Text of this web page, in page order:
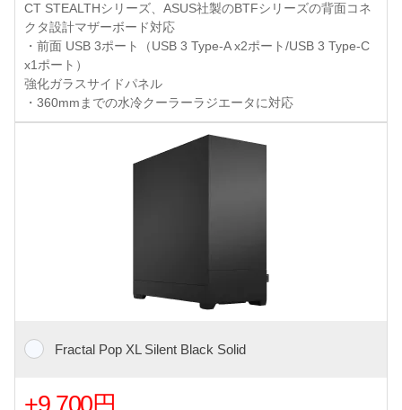
CT STEALTHシリーズ、ASUS社製のBTFシリーズの背面コネ
クタ設計マザーボード対応
・前面 USB 3ポート（USB 3 Type-A x2ポート/USB 3 Type-C
x1ポート）
強化ガラスサイドパネル
・360mmまでの水冷クーラーラジエータに対応
Fractal Pop XL Silent Black Solid